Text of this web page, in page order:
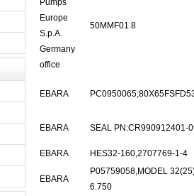
Pumps
Europe
S.p.A.
Germany
office
50MMF01.8
EBARA
EBARA SEAL PN:CR990912401-
EBARA HES32-160,2707769-1-4
EBARA
P05759058,MODEL
6.750